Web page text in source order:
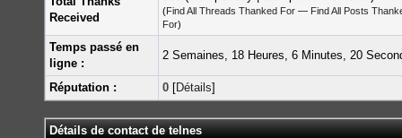
Received
(Find All Threads Thanked For — Find All Posts
For)
Temps passé en
ligne :
2 Semaines, 18 Heures, 6 Minutes, 20
Réputation : 0 [Détails]
Détails de contact de telnes